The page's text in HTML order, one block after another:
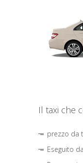
Il taxi che
prezzo da
Eseguito